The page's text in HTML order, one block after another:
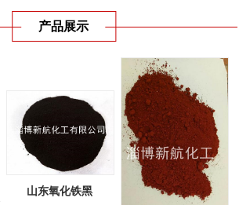
产品展示
山东氧化铁黑